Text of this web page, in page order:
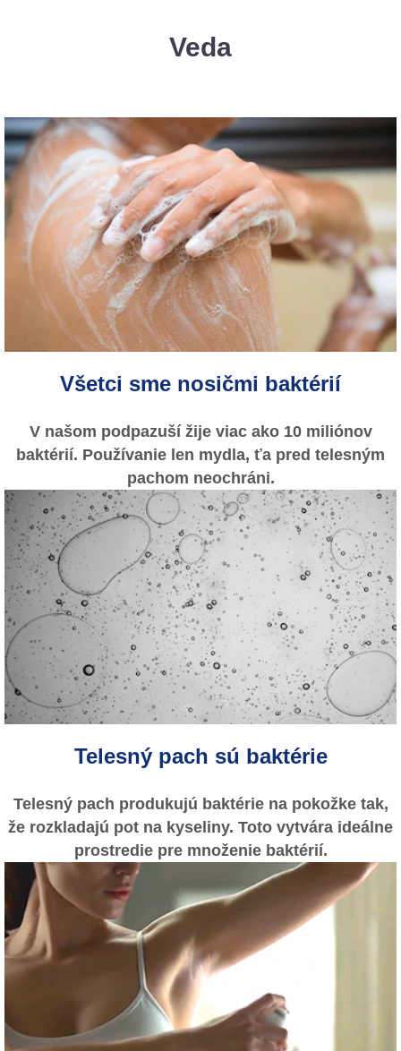
Veda
Všetci sme nosičmi baktérií
V našom podpazuší žije viac ako 10 miliónov
baktérií. Používanie len mydla, ťa pred telesným
pachom neochráni.
Telesný pach sú baktérie
Telesný pach produkujú baktérie na pokožke tak,
že rozkladajú pot na kyseliny. Toto vytvára ideálne
prostredie pre množenie baktérií.